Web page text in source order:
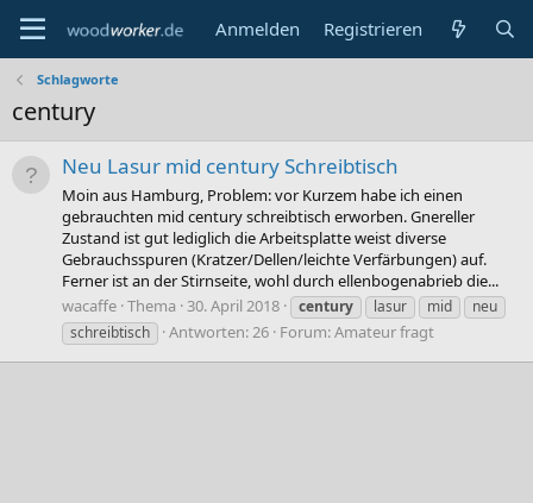
Anmelden Registrieren
Schlagworte
century
Neu Lasur mid century Schreibtisch
Moin aus Hamburg, Problem: vor Kurzem habe ich einen
gebrauchten mid century schreibtisch erworben. Gnereller
Zustand ist gut lediglich die Arbeitsplatte weist diverse
Gebrauchsspuren (Kratzer/Dellen/leichte Verfärbungen) auf.
Ferner ist an der Stirnseite, wohl durch ellenbogenabrieb die...
wacaffe Thema 30. April 2018 century lasur mid
neu
schreibtisch
Antworten: 26 Forum:Amateur fragt